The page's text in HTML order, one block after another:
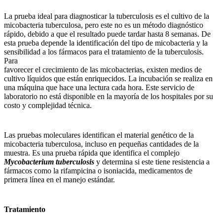
La prueba ideal para diagnosticar la tuberculosis es el cultivo de la
micobacteria tuberculosa, pero este no es un método diagnóstico
rápido, debido a que el resultado puede tardar hasta 8 semanas. De
esta prueba depende la identificación del tipo de micobacteria y la
sensibilidad a los fármacos para el tratamiento de la tuberculosis.
Para
favorecer el crecimiento de las micobacterias, existen medios de
cultivo líquidos que están enriquecidos. La incubación se realiza en
una máquina que hace una lectura cada hora. Este servicio de
laboratorio no está disponible en la mayoría de los hospitales por su
costo y complejidad técnica.
Las pruebas moleculares identifican el material genético de la
micobacteria tuberculosa, incluso en pequeñas cantidades de la
muestra. Es una prueba rápida que identifica el complejo
Mycobacterium tuberculosis y determina si este tiene resistencia a
fármacos como la rifampicina o isoniacida, medicamentos de
primera línea en el manejo estándar.
Tratamiento